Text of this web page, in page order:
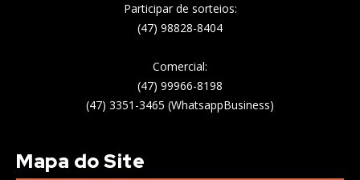
Participar de sorteios:
(47) 98828-8404
Comercial:
(47) 99966-8198
(47) 3351-3465 (WhatsappBusiness)
Mapa do Site